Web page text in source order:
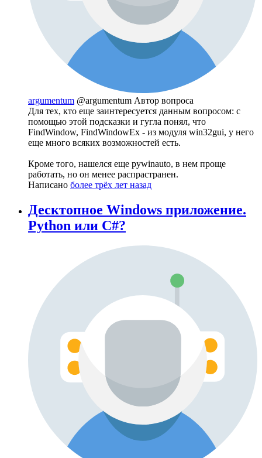
argumentum @argumentum Автор вопроса
Для тех, кто еще заинтересуется данным вопросом: с
помощью этой подсказки и гугла понял, что
FindWindow, FindWindowEx - из модуля win32gui, у него
еще много всяких возможностей есть.
Кроме того, нашелся еще pywinauto, в нем проще
работать, но он менее распрастранен.
Написано более трёх лет назад
Десктопное Windows приложение.
Python или C#?